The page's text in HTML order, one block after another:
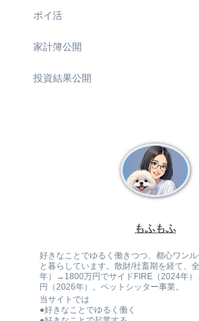
ポイ活
家計簿公開
投資結果公開
もふもふ
好きなことでゆるく働きつつ、都心ワン
と暮らしています。散財/社畜期を経て、
年）→1800万円でサイドFIRE（2024年
円（2026年）。ペットシッター事業。
当サイトでは
●好きなことでゆるく働く